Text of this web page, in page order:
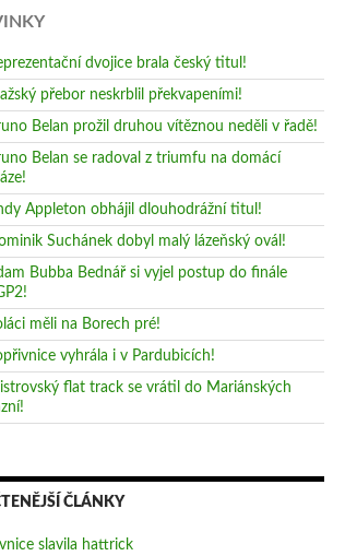
dvojice brala český titul!
přebor neskrblil překvapeními!
Belan prožil druhou vítěznou neděli v řadě!
Belan se radoval z triumfu na domácí
Appleton obhájil dlouhodrážní titul!
Suchánek dobyl malý lázeňský ovál!
Bubba Bednář si vyjel postup do finále
měli na Borech pré!
vyhrála i v Pardubicích!
flat track se vrátil do Mariánských
ČLÁNKY
slavila hattrick